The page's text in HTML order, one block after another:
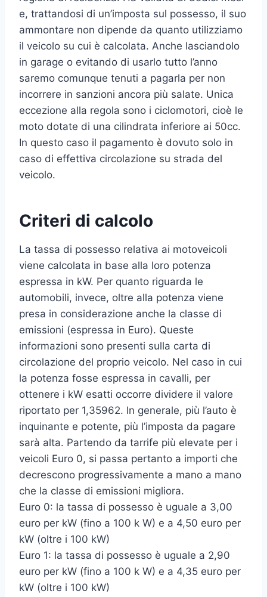
e, trattandosi di un’imposta sul possesso, il suo
ammontare non dipende da quanto utilizziamo
il veicolo su cui è calcolata. Anche lasciandolo
in garage o evitando di usarlo tutto l’anno
saremo comunque tenuti a pagarla per non
incorrere in sanzioni ancora più salate. Unica
eccezione alla regola sono i ciclomotori, cioè le
moto dotate di una cilindrata inferiore ai 50cc.
In questo caso il pagamento è dovuto solo in
caso di effettiva circolazione su strada del
veicolo.
Criteri di calcolo
La tassa di possesso relativa ai motoveicoli
viene calcolata in base alla loro potenza
espressa in kW. Per quanto riguarda le
automobili, invece, oltre alla potenza viene
presa in considerazione anche la classe di
emissioni (espressa in Euro). Queste
informazioni sono presenti sulla carta di
circolazione del proprio veicolo. Nel caso in cui
la potenza fosse espressa in cavalli, per
ottenere i kW esatti occorre dividere il valore
riportato per 1,35962. In generale, più l’auto è
inquinante e potente, più l’imposta da pagare
sarà alta. Partendo da tarrife più elevate per i
veicoli Euro 0, si passa pertanto a importi che
decrescono progressivamente a mano a mano
che la classe di emissioni migliora.
Euro 0: la tassa di possesso è uguale a 3,00
euro per kW (fino a 100 k W) e a 4,50 euro per
kW (oltre i 100 kW)
Euro 1: la tassa di possesso è uguale a 2,90
euro per kW (fino a 100 k W) e a 4,35 euro per
kW (oltre i 100 kW)